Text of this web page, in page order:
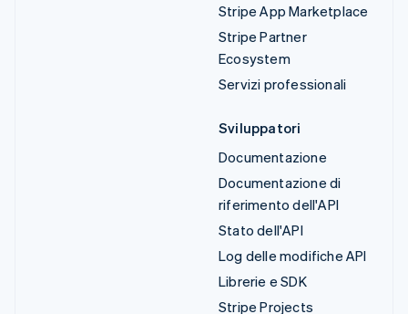
Stripe App Marketplace
Stripe Partner
Ecosystem
Servizi professionali
Sviluppatori
Documentazione
Documentazione di
riferimento dell'API
Stato dell'API
Log delle modifiche API
Librerie e SDK
Stripe Projects